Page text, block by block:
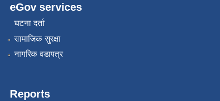
eGov services
घटना दर्ता
सामाजिक सुरक्षा
नागरिक वडापत्र
Reports